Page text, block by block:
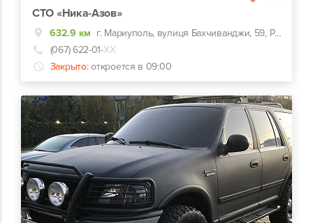
СТО «Ника-Азов»
632.9 км
г. Мариуполь, вулиця Бахчиванджи, 59, Рядом с СЭС
(067) 622-01-ХХ
Закрыто: откроется в 09:00